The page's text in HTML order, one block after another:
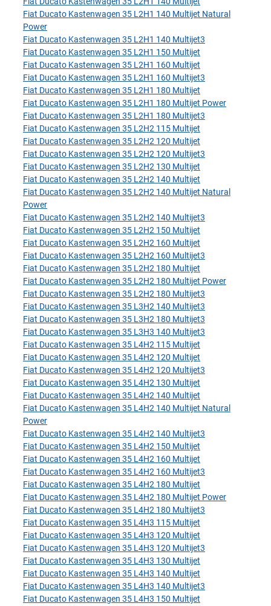
Fiat Ducato Kastenwagen 35 L2H1 140 Multijet Natural
Power
Fiat Ducato Kastenwagen 35 L2H1 140 Multijet3
Fiat Ducato Kastenwagen 35 L2H1 150 Multijet
Fiat Ducato Kastenwagen 35 L2H1 160 Multijet
Fiat Ducato Kastenwagen 35 L2H1 160 Multijet3
Fiat Ducato Kastenwagen 35 L2H1 180 Multijet
Fiat Ducato Kastenwagen 35 L2H1 180 Multijet Power
Fiat Ducato Kastenwagen 35 L2H1 180 Multijet3
Fiat Ducato Kastenwagen 35 L2H2 115 Multijet
Fiat Ducato Kastenwagen 35 L2H2 120 Multijet
Fiat Ducato Kastenwagen 35 L2H2 120 Multijet3
Fiat Ducato Kastenwagen 35 L2H2 130 Multijet
Fiat Ducato Kastenwagen 35 L2H2 140 Multijet
Fiat Ducato Kastenwagen 35 L2H2 140 Multijet Natural
Power
Fiat Ducato Kastenwagen 35 L2H2 140 Multijet3
Fiat Ducato Kastenwagen 35 L2H2 150 Multijet
Fiat Ducato Kastenwagen 35 L2H2 160 Multijet
Fiat Ducato Kastenwagen 35 L2H2 160 Multijet3
Fiat Ducato Kastenwagen 35 L2H2 180 Multijet
Fiat Ducato Kastenwagen 35 L2H2 180 Multijet Power
Fiat Ducato Kastenwagen 35 L2H2 180 Multijet3
Fiat Ducato Kastenwagen 35 L3H2 140 Multijet3
Fiat Ducato Kastenwagen 35 L3H2 180 Multijet3
Fiat Ducato Kastenwagen 35 L3H3 140 Multijet3
Fiat Ducato Kastenwagen 35 L4H2 115 Multijet
Fiat Ducato Kastenwagen 35 L4H2 120 Multijet
Fiat Ducato Kastenwagen 35 L4H2 120 Multijet3
Fiat Ducato Kastenwagen 35 L4H2 130 Multijet
Fiat Ducato Kastenwagen 35 L4H2 140 Multijet
Fiat Ducato Kastenwagen 35 L4H2 140 Multijet Natural
Power
Fiat Ducato Kastenwagen 35 L4H2 140 Multijet3
Fiat Ducato Kastenwagen 35 L4H2 150 Multijet
Fiat Ducato Kastenwagen 35 L4H2 160 Multijet
Fiat Ducato Kastenwagen 35 L4H2 160 Multijet3
Fiat Ducato Kastenwagen 35 L4H2 180 Multijet
Fiat Ducato Kastenwagen 35 L4H2 180 Multijet Power
Fiat Ducato Kastenwagen 35 L4H2 180 Multijet3
Fiat Ducato Kastenwagen 35 L4H3 115 Multijet
Fiat Ducato Kastenwagen 35 L4H3 120 Multijet
Fiat Ducato Kastenwagen 35 L4H3 120 Multijet3
Fiat Ducato Kastenwagen 35 L4H3 130 Multijet
Fiat Ducato Kastenwagen 35 L4H3 140 Multijet
Fiat Ducato Kastenwagen 35 L4H3 140 Multijet3
Fiat Ducato Kastenwagen 35 L4H3 150 Multijet